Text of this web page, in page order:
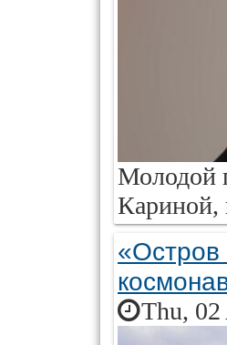
Молодой
Кариной,
«Остров
Thu, 02